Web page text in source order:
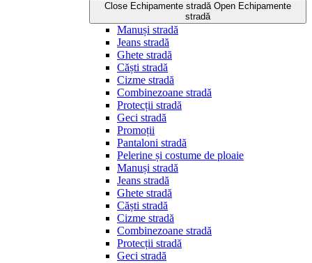
Close Echipamente stradă Open Echipamente
stradă
Manuși stradă
Jeans stradă
Ghete stradă
Căști stradă
Cizme stradă
Combinezoane stradă
Protecții stradă
Geci stradă
Promoții
Pantaloni stradă
Pelerine și costume de ploaie
Manuși stradă
Jeans stradă
Ghete stradă
Căști stradă
Cizme stradă
Combinezoane stradă
Protecții stradă
Geci stradă